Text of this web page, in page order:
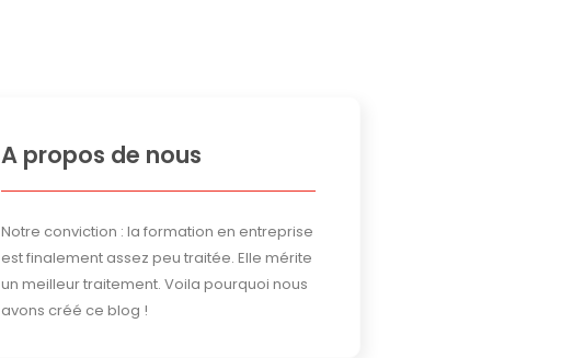
A propos de nous
Notre conviction : la formation en entreprise
est finalement assez peu traitée. Elle mérite
un meilleur traitement. Voila pourquoi nous
avons créé ce blog !